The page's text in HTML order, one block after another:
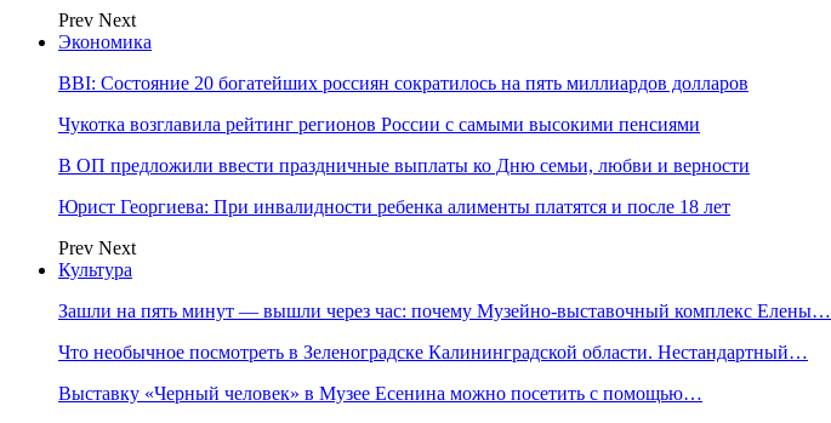
Prev Next
Экономика
BBI: Состояние 20 богатейших россиян сократилось на пять миллиардов долларов
Чукотка возглавила рейтинг регионов России с самыми высокими пенсиями
В ОП предложили ввести праздничные выплаты ко Дню семьи, любви и верности
Юрист Георгиева: При инвалидности ребенка алименты платятся и после 18 лет
Prev Next
Культура
Зашли на пять минут — вышли через час: почему Музейно-выставочный комплекс Елены…
Что необычное посмотреть в Зеленоградске Калининградской области. Нестандартный…
Выставку «Черный человек» в Музее Есенина можно посетить с помощью…